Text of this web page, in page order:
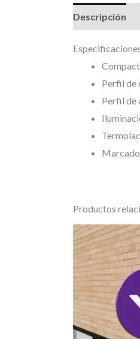
Descripción
Perfil de
Perfil de
Productos